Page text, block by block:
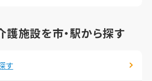
護施設を市・駅から探す
す